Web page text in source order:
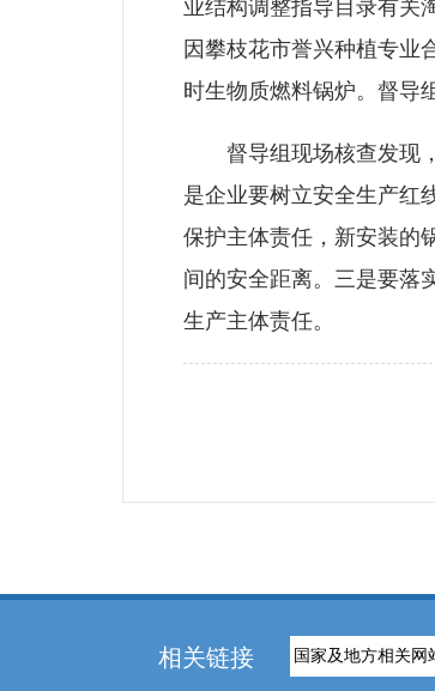
业结构调整指导目录有关
因攀枝花市誉兴种植专业
时生物质燃料锅炉。督导
督导组现场核查发现，
是企业要树立安全生产红
保护主体责任，新安装的
间的安全距离。三是要落
生产主体责任。
相关链接